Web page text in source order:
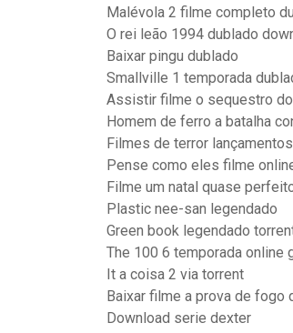
Malévola 2 filme completo
O rei leão 1994 dublado
Baixar pingu dublado
Smallville 1 temporada
Assistir filme o sequestro
Homem de ferro a batalha
Filmes de terror
Pense como eles filme
Filme um natal quase
Plastic nee-san legendado
Green book legendado
The 100 6 temporada online
It a coisa 2 via torrent
Baixar filme a prova de fogo
Download serie dexter